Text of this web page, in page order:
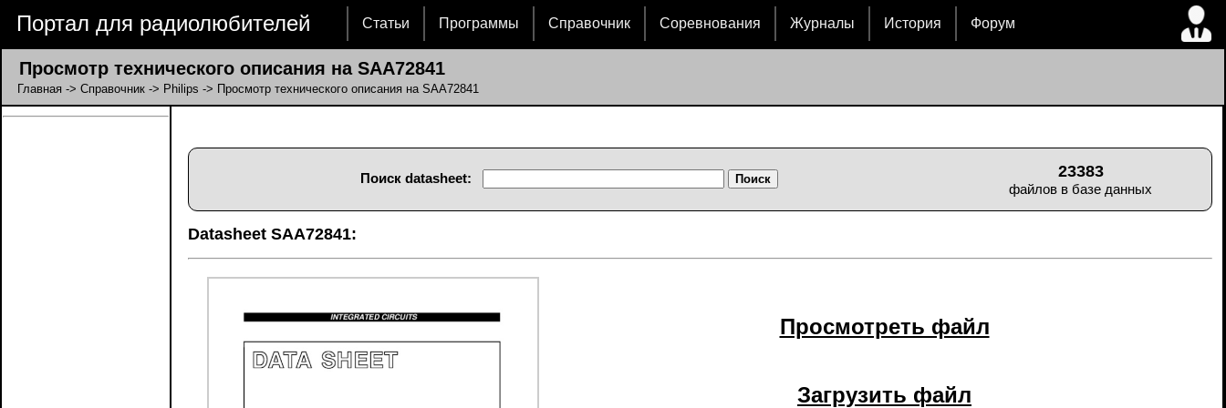
Портал для радиолюбителей Статьи Программы Справочник Соревнования Журналы История Форум
Просмотр технического описания на SAA72841
Главная -> Справочник -> Philips -> Просмотр технического описания на SAA72841
Поиск datasheet: 23383
файлов в базе данных
Datasheet SAA72841:
Просмотреть файл
Загрузить файл